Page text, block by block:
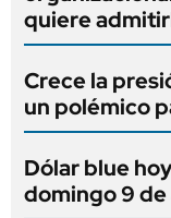
quiere
Crece la
un polémico
Dólar blue
domingo 9